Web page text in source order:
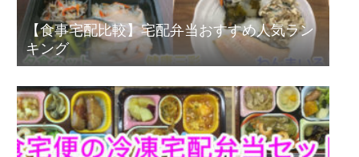
【食事宅配比較】宅配弁当おすすめ人気ラン
キング